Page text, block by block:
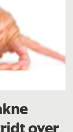
over